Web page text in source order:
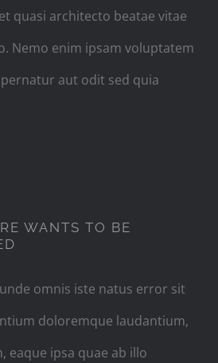
quasi architecto beatae vitae
Nemo enim ipsam voluptatem
aut odit sed quia
WANTS TO BE
omnis iste natus error sit
doloremque laudantium,
eaque ipsa quae ab illo